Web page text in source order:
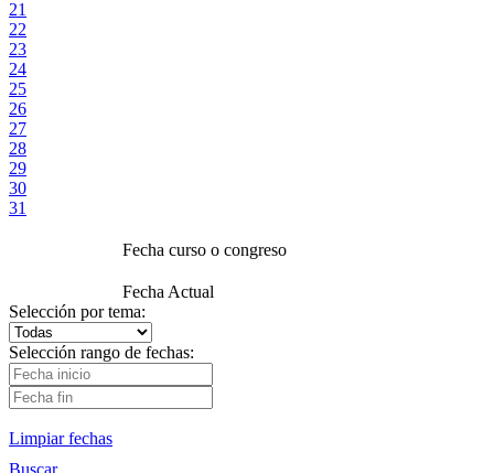
21
22
23
24
25
26
27
28
29
30
31
Fecha curso o congreso
Fecha Actual
Selección por tema:
Selección rango de fechas:
Limpiar fechas